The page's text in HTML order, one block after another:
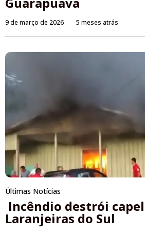
9 de março de 2026 5 meses atrás
Últimas Notícias
Incêndio destrói
Laranjeiras do Sul